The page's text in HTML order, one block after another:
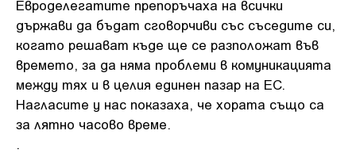
Евроделегатите препоръчаха на всички
държави да бъдат сговорчиви със съседите си,
когато решават къде ще се разположат във
времето, за да няма проблеми в комуникацията
между тях и в целия единен пазар на ЕС.
Нагласите у нас показаха, че хората също са
за лятно часово време.
.